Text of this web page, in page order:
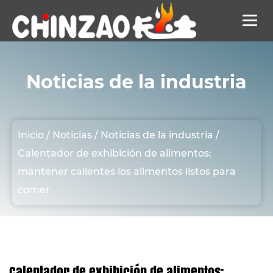
Noticias de la industria
Inicio / Noticias / Noticias de la industria /
Calentador de exhibición de alimentos:
mantener calientes los alimentos listos para
comer